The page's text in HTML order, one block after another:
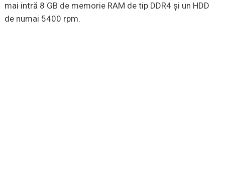
mai intră 8 GB de memorie RAM de tip DDR4 și un HDD
de numai 5400 rpm.